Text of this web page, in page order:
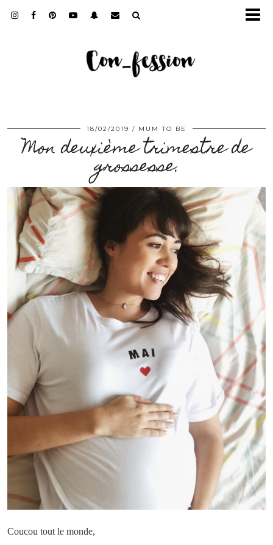
18/02/2019 MUM TO BE
Mon deuxième trimestre de
grossesse.
Coucou tout le monde,